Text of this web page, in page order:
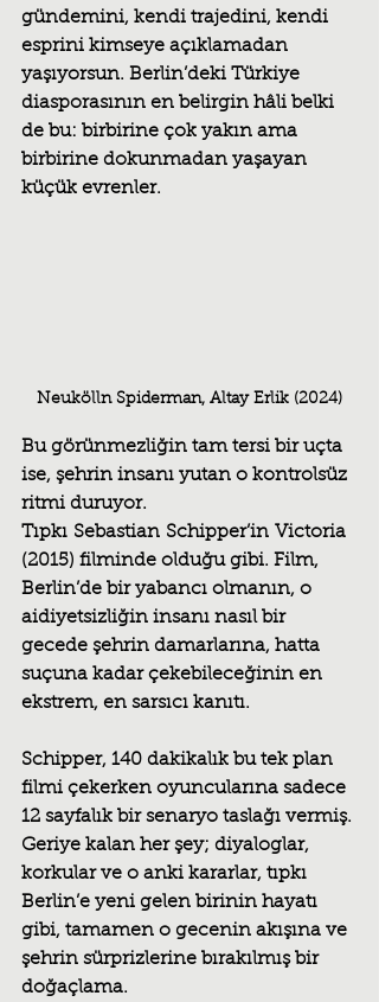
gündemini, kendi trajedini, kendi
esprini kimseye açıklamadan
yaşıyorsun. Berlin’deki Türkiye
diasporasının en belirgin hâli belki
de bu: birbirine çok yakın ama
birbirine dokunmadan yaşayan
küçük evrenler.
Neukölln Spiderman, Altay Erlik (2024)
Bu görünmezliğin tam tersi bir uçta
ise, şehrin insanı yutan o kontrolsüz
ritmi duruyor.
Tıpkı Sebastian Schipper’in Victoria
(2015) filminde olduğu gibi. Film,
Berlin’de bir yabancı olmanın, o
aidiyetsizliğin insanı nasıl bir
gecede şehrin damarlarına, hatta
suçuna kadar çekebileceğinin en
ekstrem, en sarsıcı kanıtı.
Schipper, 140 dakikalık bu tek plan
filmi çekerken oyuncularına sadece
12 sayfalık bir senaryo taslağı vermiş.
Geriye kalan her şey; diyaloglar,
korkular ve o anki kararlar, tıpkı
Berlin’e yeni gelen birinin hayatı
gibi, tamamen o gecenin akışına ve
şehrin sürprizlerine bırakılmış bir
doğaçlama.